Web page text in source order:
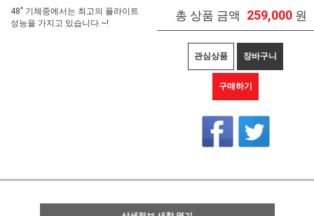
48" 기체중에서는 최고의 플라이트
성능을 가지고 있습니다.~!
총 상품 금액 259,000 원
관심상품 장바구니
구매하기